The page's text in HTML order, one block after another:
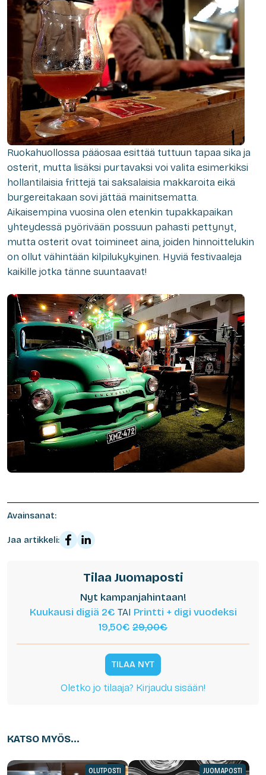
Ruokahuollossa pääosaa esittää tuttuun tapaa sika ja
osterit, mutta lisäksi purtavaksi voi valita esimerkiksi
hollantilaisia frittejä tai saksalaisia makkaroita eikä
burgereitakaan sovi jättää mainitsematta.
Aikaisempina vuosina olen etenkin tupakkapaikan
yhteydessä pyörivään possuun pahasti pettynyt,
mutta osterit ovat toimineet aina, joiden hinnoittelukin
on ollut vähintään kilpilukykyinen. Hyviä festivaaleja
kaikille jotka tänne suuntaavat!
Avainsanat:
Jaa artikkeli:
Tilaa Juomaposti
Nyt kampanjahintaan!
Kuukausi digiä 2€ TAI Printti + digi vuodeksi
19,50€ 29,00€
TILAA NYT
Oletko jo tilaaja? Kirjaudu sisään!
KATSO MYÖS...
OLUTPOSTI JUOMAPOSTI